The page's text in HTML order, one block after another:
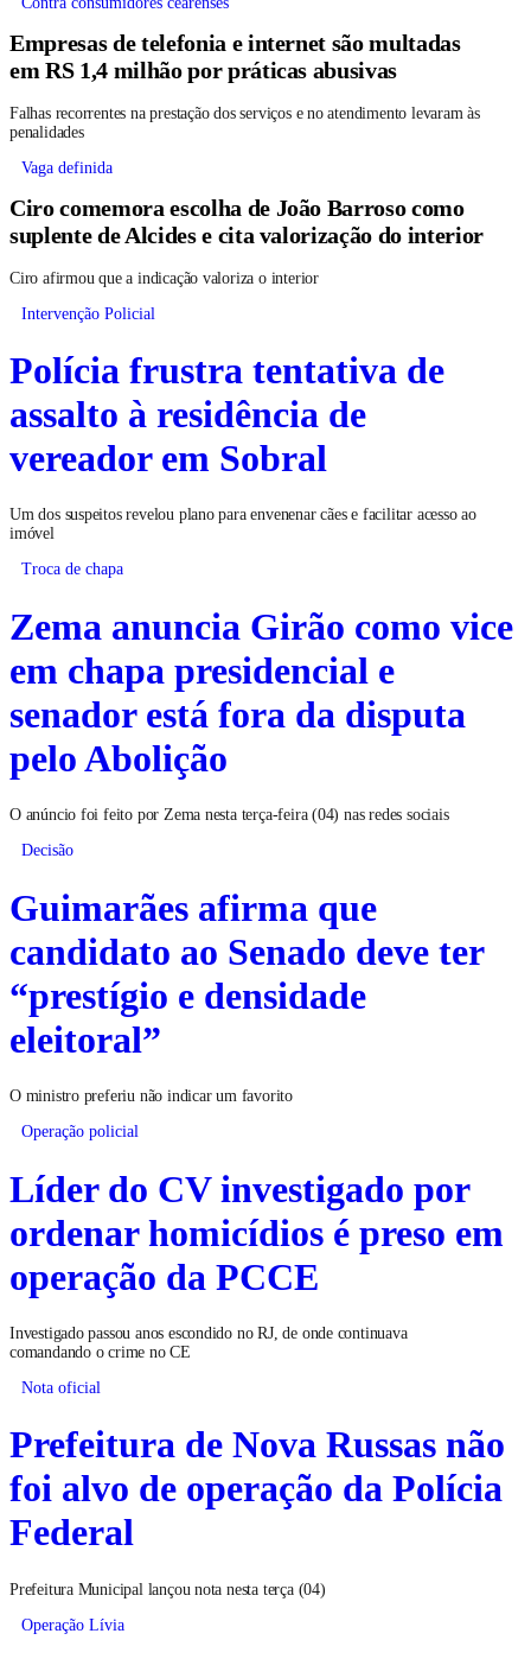
Empresas de telefonia e internet são multadas
em RS 1,4 milhão por práticas abusivas
Falhas recorrentes na prestação dos serviços e no atendimento levaram às
penalidades
Vaga definida
Ciro comemora escolha de João Barroso como
suplente de Alcides e cita valorização do interior
Ciro afirmou que a indicação valoriza o interior
Intervenção Policial
Polícia frustra tentativa de
assalto à residência de
vereador em Sobral
Um dos suspeitos revelou plano para envenenar cães e facilitar acesso ao
imóvel
Troca de chapa
Zema anuncia Girão como vice
em chapa presidencial e
senador está fora da disputa
pelo Abolição
O anúncio foi feito por Zema nesta terça-feira (04) nas redes sociais
Decisão
Guimarães afirma que
candidato ao Senado deve ter
“prestígio e densidade
eleitoral”
O ministro preferiu não indicar um favorito
Operação policial
Líder do CV investigado por
ordenar homicídios é preso em
operação da PCCE
Investigado passou anos escondido no RJ, de onde continuava
comandando o crime no CE
Nota oficial
Prefeitura de Nova Russas não
foi alvo de operação da Polícia
Federal
Prefeitura Municipal lançou nota nesta terça (04)
Operação Lívia